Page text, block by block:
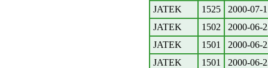
JATEK
1525
2000-07-
JATEK
1502
2000-06-
JATEK
1501
2000-06-
JATEK
1501
2000-06-